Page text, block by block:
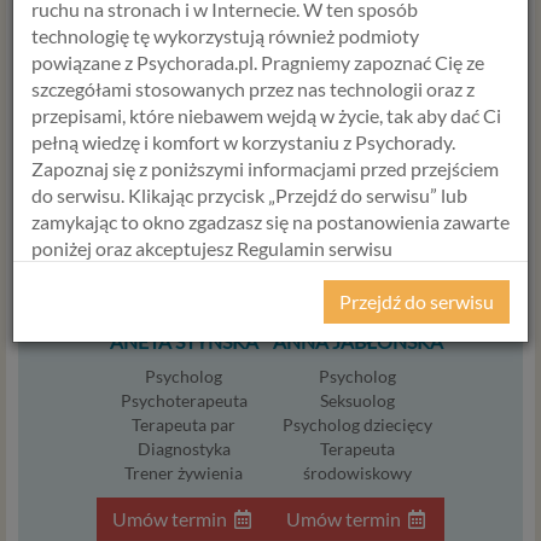
WYBIERZ USŁUGĘ, SPECJALISTĘ
I TERMIN
USŁUGA
ANETA STYŃSKA
Psycholog
Psychoterapeuta
Terapeuta par
Diagnostyka
Trener żywienia
Umów termin
ANNA JABŁOŃSKA
Psycholog
Seksuolog
Psycholog dziecięcy
Terapeuta
środowiskowy
Umów termin
ruchu na stronach i w Internecie. W ten sposób
technologię tę wykorzystują również podmioty
powiązane z Psychorada.pl. Pragniemy zapoznać Cię ze
szczegółami stosowanych przez nas technologii oraz z
przepisami, które niebawem wejdą w życie, tak aby dać Ci
pełną wiedzę i komfort w korzystaniu z Psychorady.
Zapoznaj się z poniższymi informacjami przed przejściem
do serwisu. Klikając przycisk „Przejdź do serwisu” lub
zamykając to okno zgadzasz się na postanowienia zawarte
poniżej oraz akceptujesz Regulamin serwisu
Psychorada.pl i Politykę Prywatności.
Z dniem 25 maja 2018 r. rozpoczyna obowiązywanie
Rozporządzenie Parlamentu Europejskiego i Rady (UE)
2016/679 z dnia 27 kwietnia 2016 r. w sprawie ochrony
osób fizycznych w związku z przetwarzaniem danych
osobowych i w sprawie swobodnego przepływu takich
danych oraz uchylenia dyrektywy 95/46/WE (określane
popularnie jako „RODO”). RODO obowiązywać będzie w
Przejdź do serwisu